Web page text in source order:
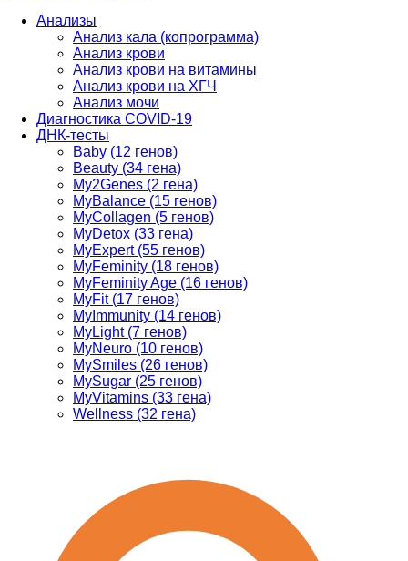
Анализы
Анализ кала (копрограмма)
Анализ крови
Анализ крови на витамины
Анализ крови на ХГЧ
Анализ мочи
Диагностика COVID-19
ДНК-тесты
Baby (12 генов)
Beauty (34 гена)
My2Genes (2 гена)
MyBalance (15 генов)
MyCollagen (5 генов)
MyDetox (33 гена)
MyExpert (55 генов)
MyFeminity (18 генов)
MyFeminity Age (16 генов)
MyFit (17 генов)
MyImmunity (14 генов)
MyLight (7 генов)
MyNeuro (10 генов)
MySmiles (26 генов)
MySugar (25 генов)
MyVitamins (33 гена)
Wellness (32 гена)